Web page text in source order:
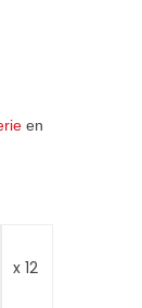
en
x 12